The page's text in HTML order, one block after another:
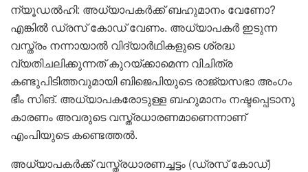
ന്യൂഡൽഹി: അധ്യാപകർക്ക് ബഹുമാനം വേണോ?
എങ്കിൽ ഡ്രസ് കോഡ് വേണം. അധ്യാപകർ ഇടുന്ന
വസ്ത്രം നന്നായാൽ വിദ്യാർഥികളുടെ ശ്രദ്ധ
വ്യതിചലിക്കുന്നത് കുറയ്ക്കാമെന്ന വിചിത്ര
കണ്ടുപിടിത്തവുമായി ബിജെപിയുടെ രാജ്യസഭാ അംഗം
ഭീം സിങ്. അധ്യാപകരോടുള്ള ബഹുമാനം നഷ്ടപ്പെടാനു
കാരണം അവരുടെ വസ്ത്രധാരണമാണെന്നാണ്
എംപിയുടെ കണ്ടെത്തൽ.
അധ്യാപകർക്ക് വസ്ത്രധാരണച്ചട്ടം (ഡ്രസ് കോഡ്)